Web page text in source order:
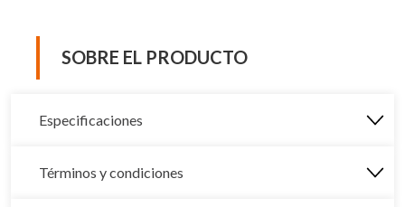
SOBRE EL PRODUCTO
Especificaciones
Términos y condiciones